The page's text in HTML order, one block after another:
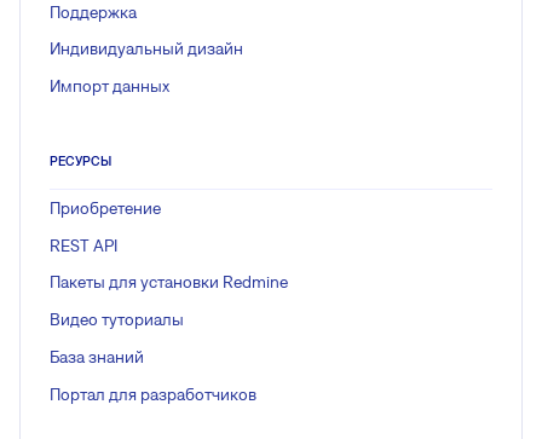
Поддержка
Индивидуальный дизайн
Импорт данных
РЕСУРСЫ
Приобретение
REST API
Пакеты для установки Redmine
Видео туториалы
База знаний
Портал для разработчиков